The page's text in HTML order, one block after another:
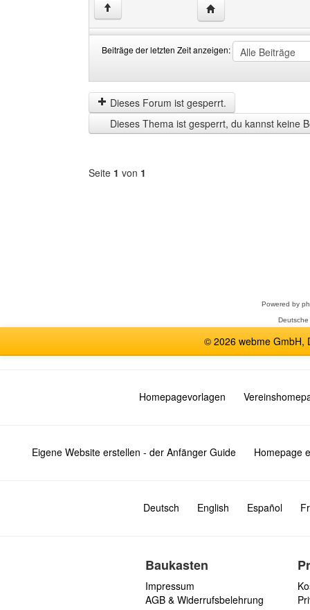
↑ Website dieses
Beiträge der letzten Zeit anzeigen:
der
letzten
Zeit
anzeigen
by
Dieses Forum ist gesperrt.
Dieses Thema ist gesperrt, du kannst keine
Seite 1 von 1
Powered by
© 2026 webme GmbH,
Homepagevorlagen
Eigene Website erstellen - der Anfänger Guide Homepage
Deutsch English Español
Baukasten
Impressum
AGB & Widerrufsbelehrung